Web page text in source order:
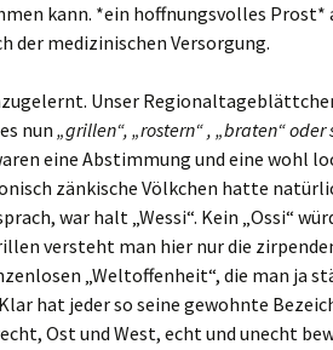
kann. *ein hoffnungsvolles Prost*
der medizinischen Versorgung.
Unser
nun„grillen“, „rostern“ , „braten“ oder
eine Abstimmung und eine wohl
zänkische Völkchen hatte
war halt „Wessi“. Kein „Ossi“
versteht man hier nur die
„Weltoffenheit“, die man ja
hat jeder so seine gewohnte
Ost und West, echt und unecht